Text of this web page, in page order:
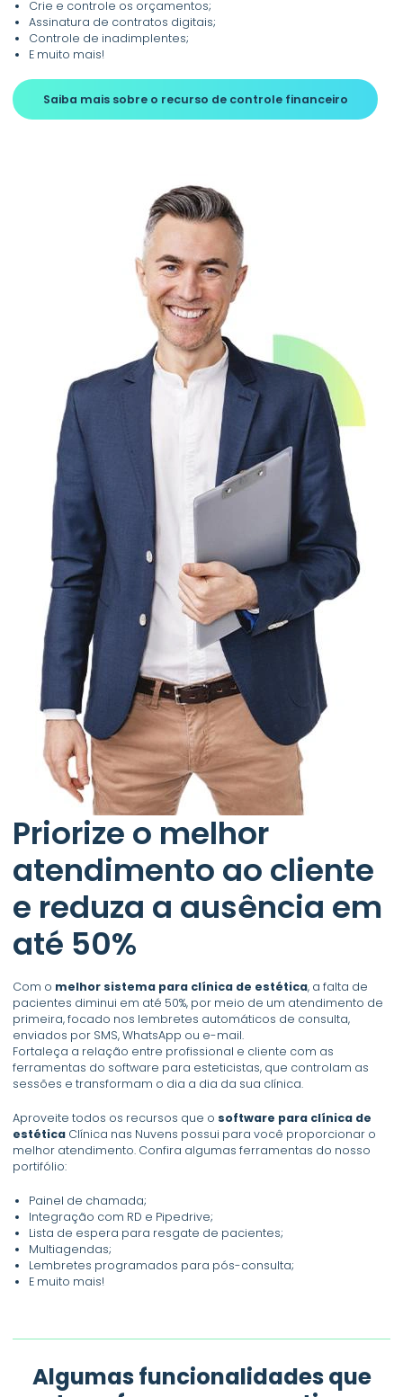
Crie e controle os orçamentos;
Assinatura de contratos digitais;
Controle de inadimplentes;
E muito mais!
Saiba mais sobre o recurso de controle financeiro
Priorize o melhor
atendimento ao cliente
e reduza a ausência em
até 50%
Com o melhor sistema para clínica de estética, a falta de
pacientes diminui em até 50%, por meio de um atendimento de
primeira, focado nos lembretes automáticos de consulta,
enviados por SMS, WhatsApp ou e-mail.
Fortaleça a relação entre profissional e cliente com as
ferramentas do software para esteticistas, que controlam as
sessões e transformam o dia a dia da sua clínica.
Aproveite todos os recursos que o software para clínica de
estética Clínica nas Nuvens possui para você proporcionar o
melhor atendimento. Confira algumas ferramentas do nosso
portifólio:
Painel de chamada;
Integração com RD e Pipedrive;
Lista de espera para resgate de pacientes;
Multiagendas;
Lembretes programados para pós-consulta;
E muito mais!
Algumas funcionalidades que